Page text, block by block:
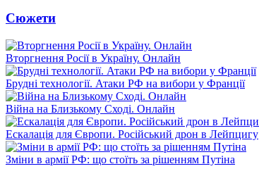
Сюжети
Вторгнення Росії в Україну. Онлайн
Брудні технології. Атаки РФ на вибори у Франції
Війна на Близькому Сході. Онлайн
Ескалація для Європи. Російський дрон в Лейпцигу
Зміни в армії РФ: що стоїть за рішенням Путіна